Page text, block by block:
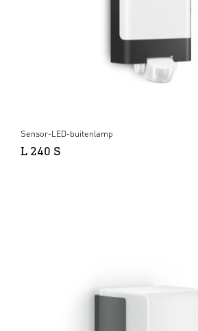
Sensor-LED-buitenlamp
L 240 S